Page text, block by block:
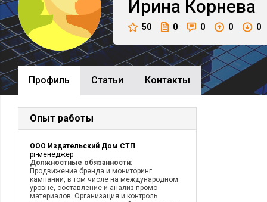
Ирина Корнева
50 0 0 0 0
Профиль Cтатьи Контакты
Опыт работы
ООО Издательский Дом СТП
pr-менеджер
Должностные обязанности:
Продвижение бренда и мониторинг
кампании, в том числе на международном
уровне, составление и анализ промо-
материалов. Организация и контроль